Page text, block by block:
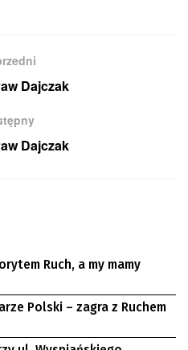
Dajczak
Dajczak
Ruch, a my mamy
Polski – zagra z Ruchem